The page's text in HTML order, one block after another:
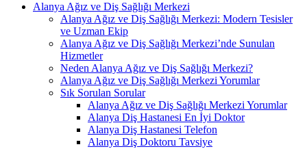
Alanya Ağız ve Diş Sağlığı Merkezi
Alanya Ağız ve Diş Sağlığı Merkezi: Modern Tesisler
ve Uzman Ekip
Alanya Ağız ve Diş Sağlığı Merkezi’nde Sunulan
Hizmetler
Neden Alanya Ağız ve Diş Sağlığı Merkezi?
Alanya Ağız ve Diş Sağlığı Merkezi Yorumlar
Sık Sorulan Sorular
Alanya Ağız ve Diş Sağlığı Merkezi Yorumlar
Alanya Diş Hastanesi En İyi Doktor
Alanya Diş Hastanesi Telefon
Alanya Diş Doktoru Tavsiye